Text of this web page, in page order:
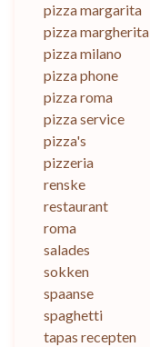
pizza margarita
pizza margherita
pizza milano
pizza phone
pizza roma
pizza service
pizza's
pizzeria
renske
restaurant
roma
salades
sokken
spaanse
spaghetti
tapas recepten